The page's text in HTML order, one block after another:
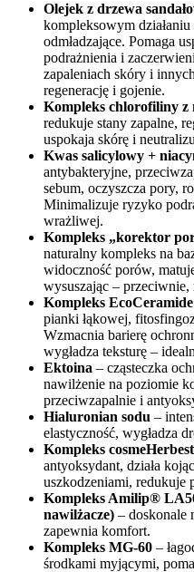
Olejek z drzewa
kompleksowym
odmładzające. Pomaga
podrażnienia i
zapaleniach skóry i
regenerację i gojenie.
Kompleks chlorofiliny z
redukuje stany zapalne,
uspokaja skórę i
Kwas salicylowy +
antybakteryjne,
sebum, oczyszcza pory,
Minimalizuje ryzyko
wrażliwej.
Kompleks „korektor
naturalny kompleks na
widoczność porów,
wysuszając – przeciwnie,
Kompleks
pianki łąkowej,
Wzmacnia barierę
wygładza teksturę –
Ektoina – cząsteczka
nawilżenie na poziomie
przeciwzapalnie i
Hialuronian sodu –
elastyczność, wygładza
Kompleks
antyoksydant, działa
uszkodzeniami, redukuje
Kompleks Amilip®
nawilżacze) – doskonale
zapewnia komfort.
Kompleks MG-60 –
środkami myjącymi,